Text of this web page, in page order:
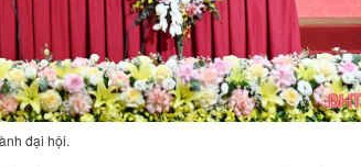
đại hội.